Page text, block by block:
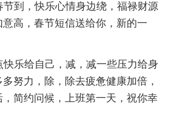
节到，快乐心情身边绕，福禄财源
高，春节短信送给你，新的一
快乐给自己，减，减一些压力给身
努力，除，除去疲惫健康加倍，
简约问候，上班第一天，祝你幸